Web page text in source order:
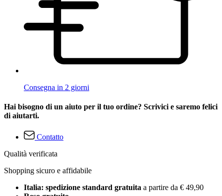
Consegna in 2 giorni
Hai bisogno di un aiuto per il tuo ordine? Scrivici e saremo felici
di aiutarti.
Contatto
Qualità verificata
Shopping sicuro e affidabile
Italia: spedizione standard gratuita a partire da € 49,90